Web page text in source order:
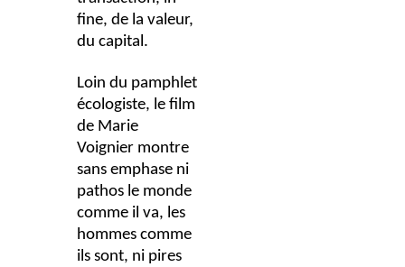
fine, de la valeur,
du capital.
Loin du pamphlet
écologiste, le film
de Marie
Voignier montre
sans emphase ni
pathos le monde
comme il va, les
hommes comme
ils sont, ni pires